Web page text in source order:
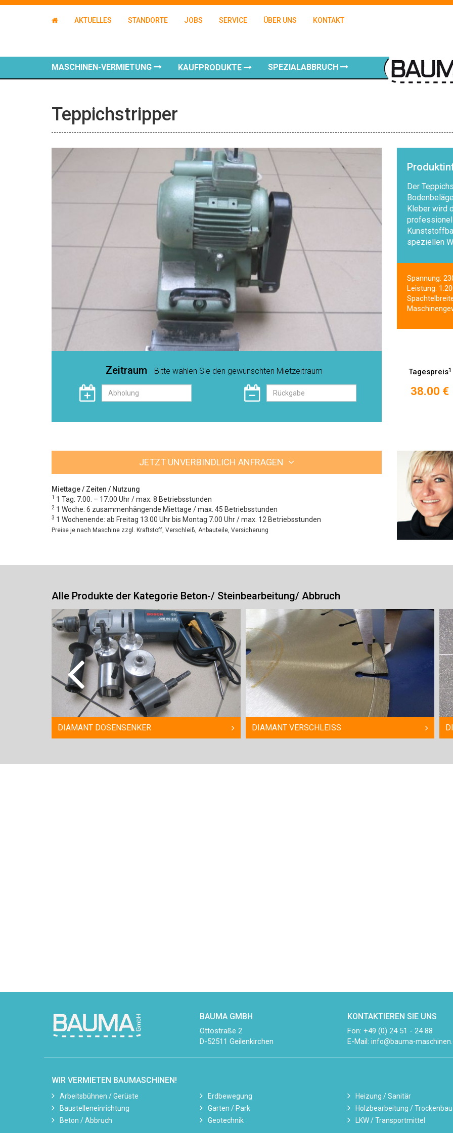
AKTUELLES STANDORTE JOBS SERVICE ÜBER UNS KONTAKT
MASCHINEN-VERMIETUNG KAUFPRODUKTE SPEZIALABBRUCH
Teppichstripper
Der
Kleber wird
speziellen
Spannung:
Leistung:
Zeitraum Bitte wählen Sie den gewünschten Mietzeitraum Tagespreis1
38.00 €
JETZT UNVERBINDLICH ANFRAGEN
Miettage / Zeiten / Nutzung
1 1 Tag: 7.00. – 17.00 Uhr / max. 8 Betriebsstunden
2 1 Woche: 6 zusammenhängende Miettage / max. 45 Betriebsstunden
3 1 Wochenende: ab Freitag 13.00 Uhr bis Montag 7.00 Uhr / max. 12 Betriebsstunden
Preise je nach Maschine zzgl. Kraftstoff, Verschleiß, Anbauteile, Versicherung
Alle Produkte der Kategorie Beton-/ Steinbearbeitung/ Abbruch
DIAMANT DOSENSENKER DIAMANT VERSCHLEISS
BAUMA GMBH
Ottostraße 2
D-52511 Geilenkirchen
KONTAKTIEREN SIE UNS
Fon: +49 (0) 24 51 - 24 88
E-Mail: info@bauma-
WIR VERMIETEN BAUMASCHINEN!
Arbeitsbühnen / Gerüste
Baustelleneinrichtung
Beton / Abbruch
Erdbewegung
Garten / Park
Geotechnik
Heizung / Sanitär
Holzbearbeitung / Trockenbau
LKW / Transportmittel